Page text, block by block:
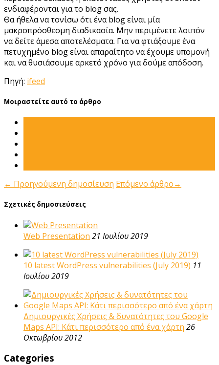
ενδιαφέρονται για το blog σας.
Θα ήθελα να τονίσω ότι ένα blog είναι μία
μακροπρόσθεσμη διαδικασία. Μην περιμένετε λοιπόν
να δείτε άμεσα αποτελέσματα. Για να φτιάξουμε ένα
πετυχημένο blog είναι απαραίτητο να έχουμε υπομονή
και να θυσιάσουμε αρκετό χρόνο για δούμε απόδοση.
Πηγή: ifeed
Μοιραστείτε αυτό το άρθρο
← Προηγούμενη δημοσίευση Επόμενο άρθρο→
Σχετικές δημοσιεύσεις
Web Presentation 21 Ιουλίου 2019
10 latest WordPress vulnerabilities (July 2019) 11
Ιουλίου 2019
Δημιουργικές Χρήσεις & δυνατότητες του Google
Maps API: Κάτι περισσότερο από ένα χάρτη 26
Οκτωβρίου 2012
Categories